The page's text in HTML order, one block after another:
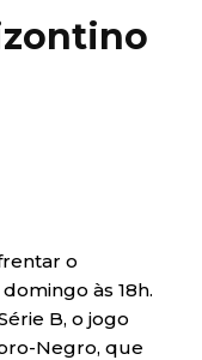
o
às 18h.
B, o jogo
Negro, que